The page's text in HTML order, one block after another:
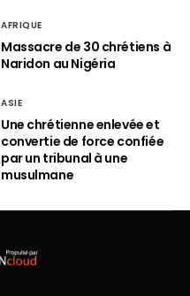
AFRIQUE
Massacre de 30 chrétiens à
Naridon au Nigéria
ASIE
Une chrétienne enlevée et
convertie de force confiée
par un tribunal à une
musulmane